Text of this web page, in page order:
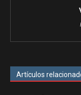
Artículos